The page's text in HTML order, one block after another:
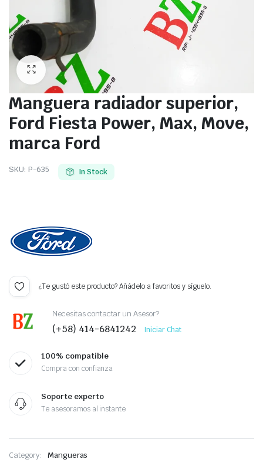
Manguera radiador superior,
Ford Fiesta Power, Max, Move,
marca Ford
SKU: P-635 In Stock
¿Te gustó este producto? Añádelo a favoritos y síguelo.
Necesitas contactar un Asesor?
(+58) 414-6841242 Iniciar Chat
100% compatible
Compra con confianza
Soporte experto
Te asesoramos al instante
Category: Mangueras